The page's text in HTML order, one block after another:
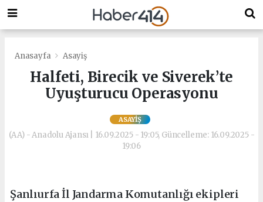
Anasayfa Asayiş
Halfeti, Birecik ve Siverek’te
Uyuşturucu Operasyonu
ASAYIŞ
(AA) - Anadolu Ajansı | 16.09.2025 - 19:05, Güncelleme: 16.09.2025 -
19:06
Şanlıurfa İl Jandarma Komutanlığı ekipleri